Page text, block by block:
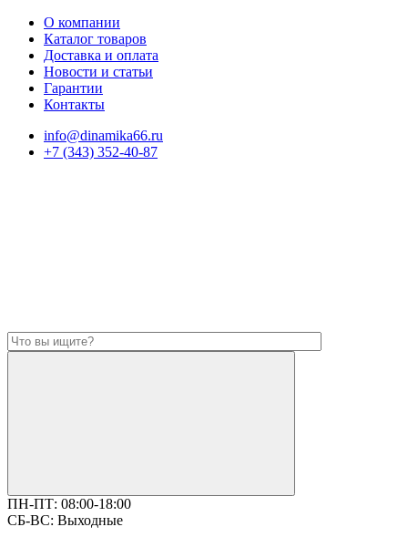
О компании
Каталог товаров
Доставка и оплата
Новости и статьи
Гарантии
Контакты
info@dinamika66.ru
+7 (343) 352-40-87
ПН-ПТ: 08:00-18:00
СБ-ВС: Выходные